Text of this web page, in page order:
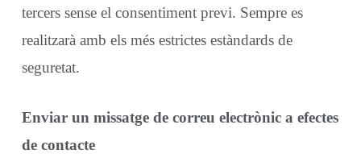
tercers sense el consentiment previ. Sempre es
realitzarà amb els més estrictes estàndards de
seguretat.
Enviar un missatge de correu electrònic a efectes
de contacte